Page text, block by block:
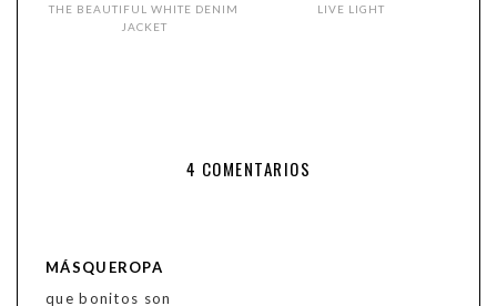
THE BEAUTIFUL WHITE DENIM
JACKET
LIVE LIGHT
4 COMENTARIOS
MÁSQUEROPA
que bonitos son